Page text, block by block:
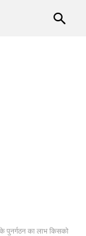
पुनर्गठन का लाभ किसको